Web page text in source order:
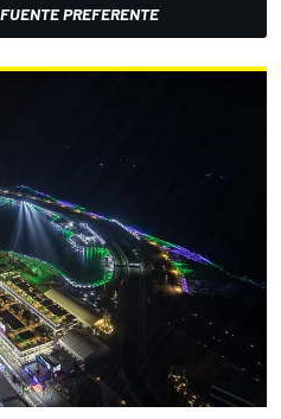
PREFERENTE